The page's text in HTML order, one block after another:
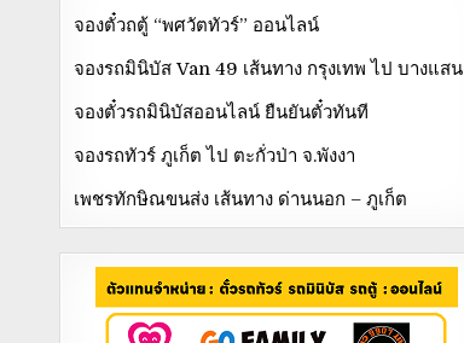
จองตั๋วถตู้ “พศวัตทัวร์” ออนไลน์
จองรถมินิบัส Van 49 เส้นทาง กรุงเทพ ไป บางแสน
จองตั๋วรถมินิบัสออนไลน์ ยืนยันตั๋วทันที
จองรถทัวร์ ภูเก็ต ไป ตะกั่วป่า จ.พังงา
เพชรทักษิณขนส่ง เส้นทาง ด่านนอก – ภูเก็ต